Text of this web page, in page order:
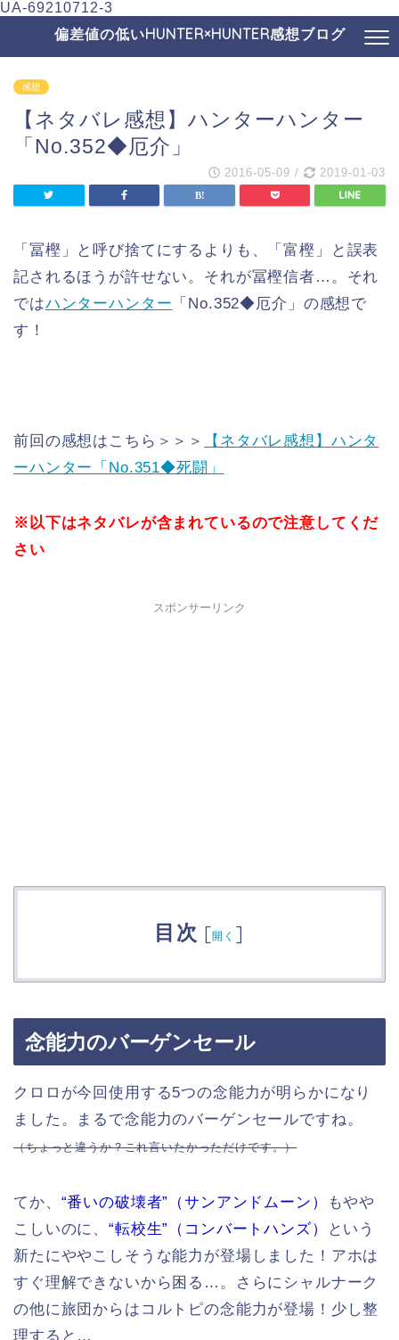
UA-69210712-3
偏差値の低いHUNTER×HUNTER感想ブログ
感想
【ネタバレ感想】ハンターハンター
「No.352◆厄介」
2016-05-09 / 2019-01-03
「冨樫」と呼び捨てにするよりも、「富樫」と誤表
記されるほうが許せない。それが冨樫信者…。それ
ではハンターハンター 「No.352◆厄介」の感想で
す！
前回の感想はこちら＞＞＞
【ネタバレ感想】ハンタ
ーハンター「No.351◆死闘」
※以下はネタバレが含まれているので注意してくだ
さい
スポンサーリンク
目次 [開く ]
念能力のバーゲンセール
クロロが今回使用する5つの念能力が明らかになり
ました。まるで念能力のバーゲンセールですね。
（ちょっと違うか？これ言いたかっただけです。）
てか、 “番いの破壊者”（サンアンドムーン）
もやや
こしいのに、“転校生”（コンバートハンズ）
という
新たにややこしそうな能力が登場しました！アホは
すぐ理解できないから困る…。さらにシャルナーク
の他に旅団からはコルトピの念能力が登場！少し整
理すると…